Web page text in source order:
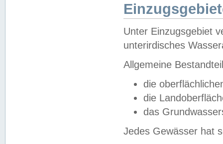
Unter Einzugsgebiet
unterirdisches
Allgemeine
die
die
das
Jedes Gewässer hat